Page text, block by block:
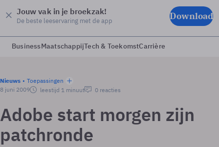
Jouw vak in je broekzak!
De beste leeservaring met de app Download
BusinessMaatschappijTech & ToekomstCarrière
Nieuws
Toepassingen
8 juni 2009
leestijd 1 minuut 0 reacties
Adobe start morgen zijn
patchronde